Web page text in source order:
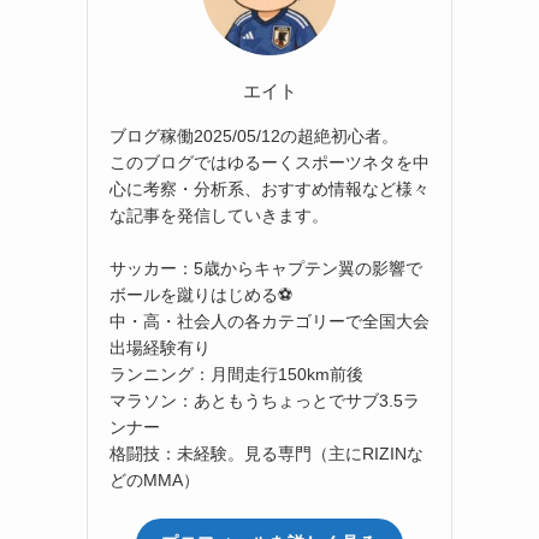
エイト
ブログ稼働2025/05/12の超絶初心者。
このブログではゆるーくスポーツネタを中
心に考察・分析系、おすすめ情報など様々
な記事を発信していきます。
サッカー：5歳からキャプテン翼の影響で
ボールを蹴りはじめる⚽
中・高・社会人の各カテゴリーで全国大会
出場経験有り
ランニング：月間走行150km前後
マラソン：あともうちょっとでサブ3.5ラ
ンナー
格闘技：未経験。見る専門（主にRIZINな
どのMMA）